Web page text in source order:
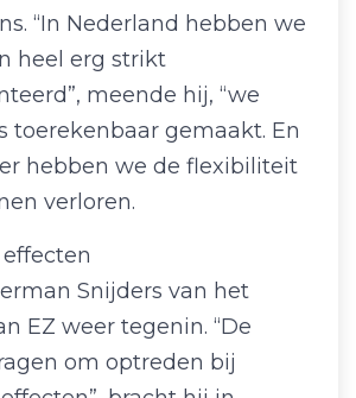
“In Nederland hebben we
heel erg strikt
meende hij, “we
toerekenbaar gemaakt. En
hebben we de flexibiliteit
verloren.
Snijders van het
EZ weer tegenin. “De
om optreden bij